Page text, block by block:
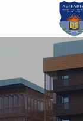
atla